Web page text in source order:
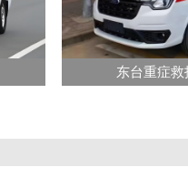
东台重症